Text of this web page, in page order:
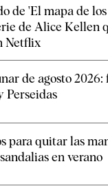
de 'El mapa de los
de Alice Kellen
Netflix
de agosto 2026:
Perseidas
para quitar las
en verano